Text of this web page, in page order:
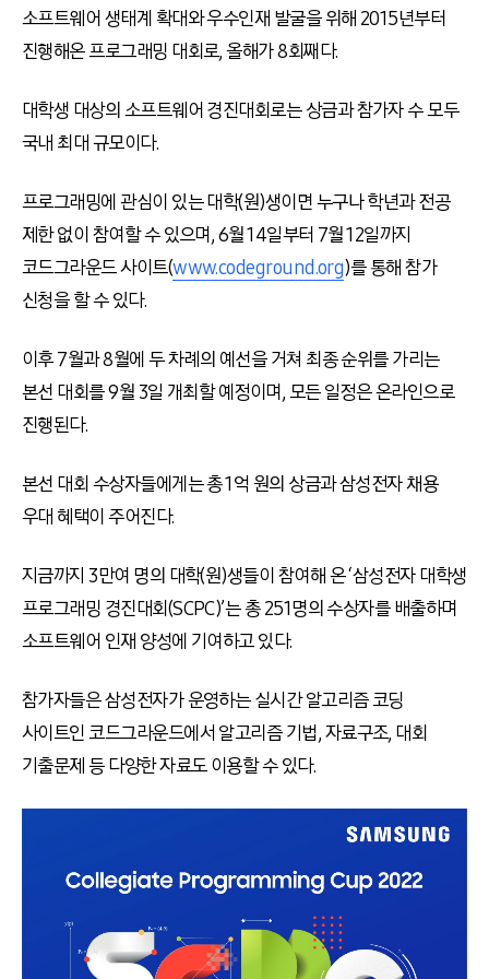
소프트웨어 생태계 확대와 우수인재 발굴을 위해 2015년부터
진행해온 프로그래밍 대회로, 올해가 8회째다.
대학생 대상의 소프트웨어 경진대회로는 상금과 참가자 수 모두
국내 최대 규모이다.
프로그래밍에 관심이 있는 대학(원)생이면 누구나 학년과 전공
제한 없이 참여할 수 있으며, 6월 14일부터 7월 12일까지
코드그라운드 사이트(www.codeground.org)를 통해 참가
신청을 할 수 있다.
이후 7월과 8월에 두 차례의 예선을 거쳐 최종 순위를 가리는
본선 대회를 9월 3일 개최할 예정이며, 모든 일정은 온라인으로
진행된다.
본선 대회 수상자들에게는 총 1억 원의 상금과 삼성전자 채용
우대 혜택이 주어진다.
지금까지 3만여 명의 대학(원)생들이 참여해 온 ‘삼성전자 대학생
프로그래밍 경진대회(SCPC)’는 총 251명의 수상자를 배출하며
소프트웨어 인재 양성에 기여하고 있다.
참가자들은 삼성전자가 운영하는 실시간 알고리즘 코딩
사이트인 코드그라운드에서 알고리즘 기법, 자료구조, 대회
기출문제 등 다양한 자료도 이용할 수 있다.